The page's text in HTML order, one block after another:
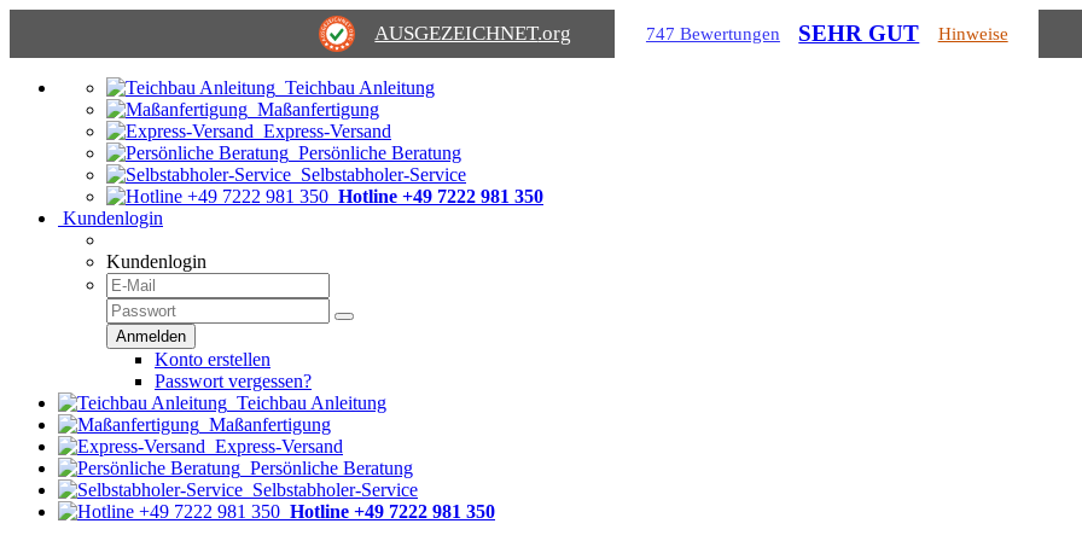
AUSGEZEICHNET.org 747 Bewertungen SEHR GUT Hinweise
Teichbau Anleitung
Maßanfertigung
Express-Versand
Persönliche Beratung
Selbstabholer-Service
Hotline +49 7222 981 350
Kundenlogin
Kundenlogin
Konto erstellen
Passwort vergessen?
Teichbau Anleitung
Maßanfertigung
Express-Versand
Persönliche Beratung
Selbstabholer-Service
Hotline +49 7222 981 350